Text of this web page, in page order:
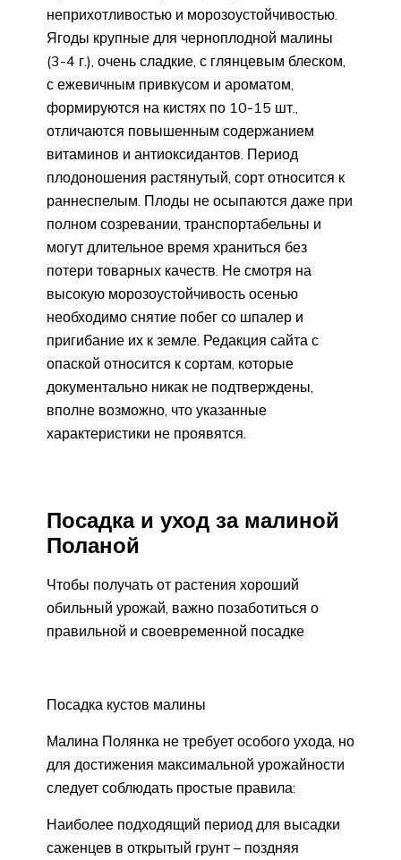
неприхотливостью и морозоустойчивостью.
Ягоды крупные для черноплодной малины
(3-4 г.), очень сладкие, с глянцевым блеском,
с ежевичным привкусом и ароматом,
формируются на кистях по 10-15 шт.,
отличаются повышенным содержанием
витаминов и антиоксидантов. Период
плодоношения растянутый, сорт относится к
раннеспелым. Плоды не осыпаются даже при
полном созревании, транспортабельны и
могут длительное время храниться без
потери товарных качеств. Не смотря на
высокую морозоустойчивость осенью
необходимо снятие побег со шпалер и
пригибание их к земле. Редакция сайта с
опаской относится к сортам, которые
документально никак не подтверждены,
вполне возможно, что указанные
характеристики не проявятся.
Посадка и уход за малиной
Поланой
Чтобы получать от растения хороший
обильный урожай, важно позаботиться о
правильной и своевременной посадке
Посадка кустов малины
Малина Полянка не требует особого ухода, но
для достижения максимальной урожайности
следует соблюдать простые правила:
Наиболее подходящий период для высадки
саженцев в открытый грунт – поздняя